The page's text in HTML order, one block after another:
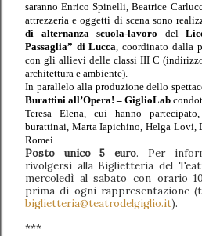
saranno Enrico Spinelli, Beatrice
attrezzeria e oggetti di scena sono
di alternanza scuola-lavoro del
Passaglia” di Lucca, coordinato dalla
con gli allievi delle classi III C
architettura e ambiente).
In parallelo alla produzione dello
Burattini all’Opera! – GiglioLab
Teresa Elena, cui hanno
burattinai, Marta Iapichino, Helga Lovi,
Romei.
Posto unico 5 euro. Per
rivolgersi alla Biglietteria del
mercoledì al sabato con orario
prima di ogni rappresentazione
biglietteria@teatrodelgiglio.it).
***